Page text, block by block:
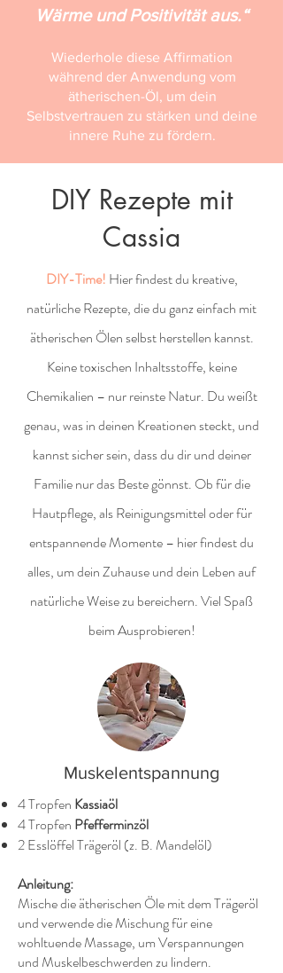
Wärme und Positivität aus.“
Wiederhole diese Affirmation
während der Anwendung vom
ätherischen-Öl, um dein
Selbstvertrauen zu stärken und deine
innere Ruhe zu fördern.
DIY Rezepte mit
Cassia
DIY-Time! Hier findest du kreative,
natürliche Rezepte, die du ganz einfach mit
ätherischen Ölen selbst herstellen kannst.
Keine toxischen Inhaltsstoffe, keine
Chemikalien – nur reinste Natur. Du weißt
genau, was in deinen Kreationen steckt, und
kannst sicher sein, dass du dir und deiner
Familie nur das Beste gönnst. Ob für die
Hautpflege, als Reinigungsmittel oder für
entspannende Momente – hier findest du
alles, um dein Zuhause und dein Leben auf
natürliche Weise zu bereichern. Viel Spaß
beim Ausprobieren!
Muskelentspannung
4 Tropfen Kassiaöl
4 Tropfen Pfefferminzöl
2 Esslöffel Trägeröl (z. B. Mandelöl)
Anleitung:
Mische die ätherischen Öle mit dem Trägeröl
und verwende die Mischung für eine
wohltuende Massage, um Verspannungen
und Muskelbeschwerden zu lindern.